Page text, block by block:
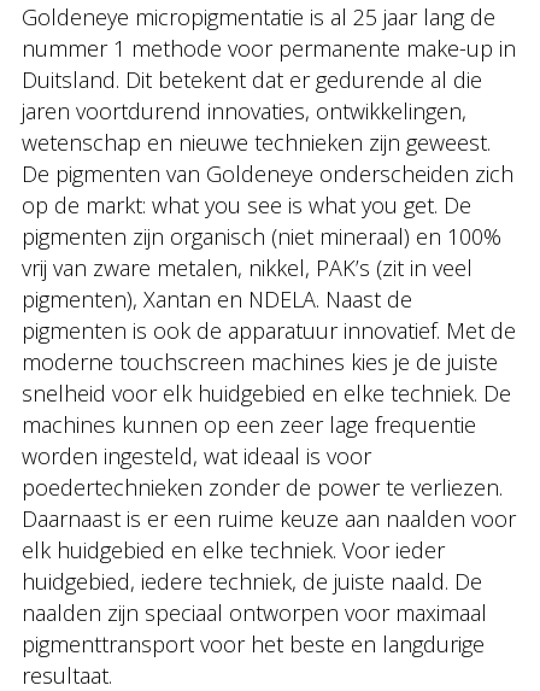
Goldeneye micropigmentatie is al 25 jaar lang de
nummer 1 methode voor permanente make-up in
Duitsland. Dit betekent dat er gedurende al die
jaren voortdurend innovaties, ontwikkelingen,
wetenschap en nieuwe technieken zijn geweest.
De pigmenten van Goldeneye onderscheiden zich
op de markt: what you see is what you get. De
pigmenten zijn organisch (niet mineraal) en 100%
vrij van zware metalen, nikkel, PAK’s (zit in veel
pigmenten), Xantan en NDELA. Naast de
pigmenten is ook de apparatuur innovatief. Met de
moderne touchscreen machines kies je de juiste
snelheid voor elk huidgebied en elke techniek. De
machines kunnen op een zeer lage frequentie
worden ingesteld, wat ideaal is voor
poedertechnieken zonder de power te verliezen.
Daarnaast is er een ruime keuze aan naalden voor
elk huidgebied en elke techniek. Voor ieder
huidgebied, iedere techniek, de juiste naald. De
naalden zijn speciaal ontworpen voor maximaal
pigmenttransport voor het beste en langdurige
resultaat.